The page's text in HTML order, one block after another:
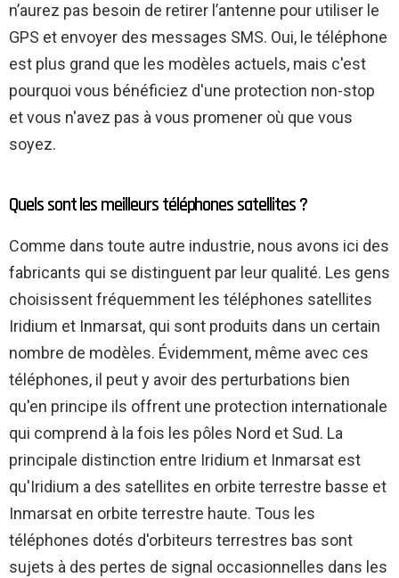
n’aurez pas besoin de retirer l’antenne pour utiliser le
GPS et envoyer des messages SMS. Oui, le téléphone
est plus grand que les modèles actuels, mais c'est
pourquoi vous bénéficiez d'une protection non-stop
et vous n'avez pas à vous promener où que vous
soyez.
Quels sont les meilleurs téléphones satellites ?
Comme dans toute autre industrie, nous avons ici des
fabricants qui se distinguent par leur qualité. Les gens
choisissent fréquemment les téléphones satellites
Iridium et Inmarsat, qui sont produits dans un certain
nombre de modèles. Évidemment, même avec ces
téléphones, il peut y avoir des perturbations bien
qu'en principe ils offrent une protection internationale
qui comprend à la fois les pôles Nord et Sud. La
principale distinction entre Iridium et Inmarsat est
qu'Iridium a des satellites en orbite terrestre basse et
Inmarsat en orbite terrestre haute. Tous les
téléphones dotés d'orbiteurs terrestres bas sont
sujets à des pertes de signal occasionnelles dans les